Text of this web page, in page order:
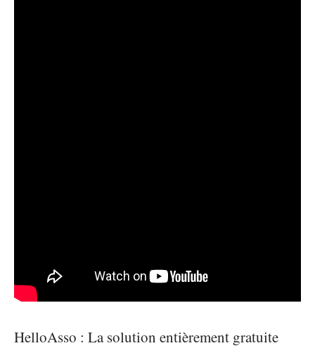
HelloAsso : La solution entièrement gratuite